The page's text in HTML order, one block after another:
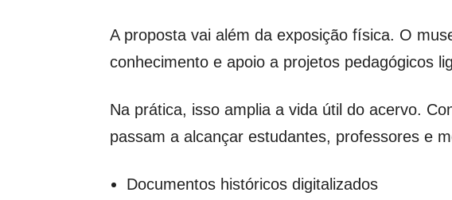
A proposta vai além da exposição física. O
conhecimento e apoio a projetos pedagógicos
Na prática, isso amplia a vida útil do acervo.
passam a alcançar estudantes, professores e
Documentos históricos digitalizados